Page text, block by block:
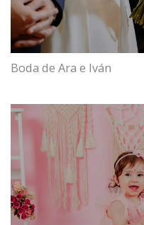
Boda de Ara e Iván